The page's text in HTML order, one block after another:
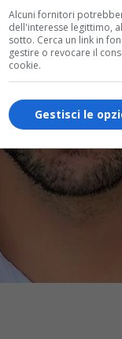
Alcuni fornitori
dell'interesse legittimo,
sotto. Cerca un link in
gestire o revocare il
cookie.
Gestisci le